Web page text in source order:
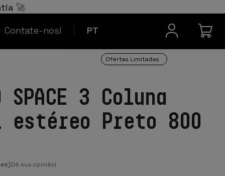
🚀
PT
Contate-nos!
Contacto
Ofertas Limitadas
SPACE 3 Coluna
Preto 800
Dê sua opinião!